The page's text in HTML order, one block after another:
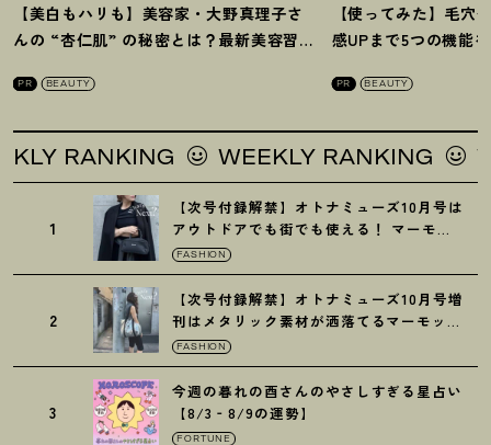
【美白もハリも】美容家・大野真理子さ
んの “杏仁肌” の秘密とは ？ 最新美容習慣
PR BEAUTY
【使ってみた】毛穴
感UPまで5つの機能
PR BEAUTY
WEEKLY RANKING
1
【次号付録解禁】オトナミューズ10月号は
アウトドアでも街でも使える ！ マーモッ
トの黒ショルダー
FASHION
2
【次号付録解禁】オトナミューズ10月号増
刊はメタリック素材が洒落てるマーモット
の保冷バッグ
FASHION
3
今週の暮れの酉さんのやさしすぎる星占い
【8/3‐8/9の運勢】
FORTUNE